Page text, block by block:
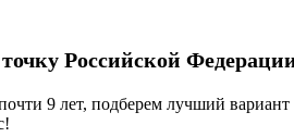
Российской
9 лет, подберем лучший вариант